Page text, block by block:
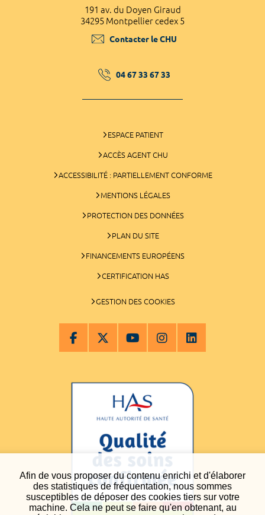
Afin de vous proposer du contenu enrichi et d'élaborer
des statistiques de fréquentation, nous sommes
susceptibles de déposer des cookies tiers sur votre
machine. Cela ne peut se faire qu'en obtenant, au
191 av. du Doyen Giraud
34295 Montpellier cedex 5
Contacter le CHU
04 67 33 67 33
ESPACE PATIENT
ACCÈS AGENT CHU
ACCESSIBILITÉ : PARTIELLEMENT CONFORME
MENTIONS LÉGALES
PROTECTION DES DONNÉES
PLAN DU SITE
FINANCEMENTS EUROPÉENS
CERTIFICATION HAS
GESTION DES COOKIES